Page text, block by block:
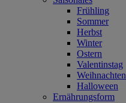
Frühling
Sommer
Herbst
Winter
Ostern
Valentinstag
Weihnachten
Halloween
Ernährungsform